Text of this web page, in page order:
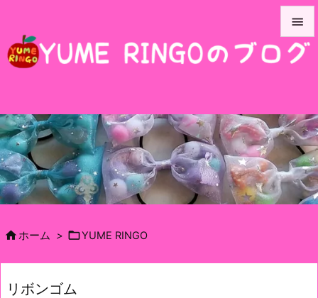



前へ

次へ

ホーム > YUME RINGO
リボンゴム